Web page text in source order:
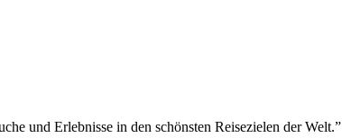
und Erlebnisse in den schönsten Reisezielen der Welt.”